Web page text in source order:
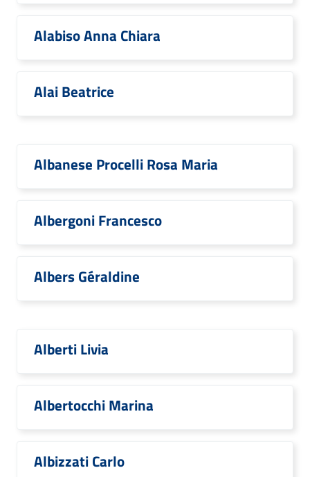
Alabiso Anna Chiara
Alai Beatrice
Albanese Procelli Rosa Maria
Albergoni Francesco
Albers Géraldine
Alberti Livia
Albertocchi Marina
Albizzati Carlo